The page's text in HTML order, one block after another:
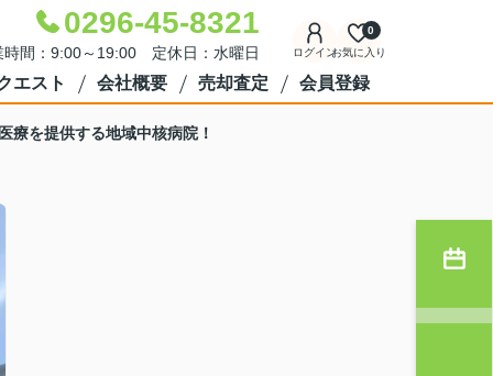
0296-45-8321
時間：9:00～19:00 定休日：水曜日 ログインお気に入り
0
エスト 会社概要 売却査定 会員登録
療を提供する地域中核病院！